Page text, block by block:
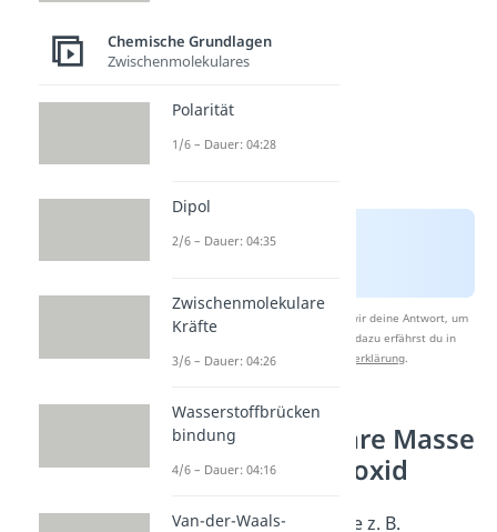
Nach Beantwortung speichern wir deine Antwort, um
Studyflix zu verbessern. Mehr dazu erfährst du in
unserer
Datenschutzerklärung
Beispiel: molare Masse
Kohlenstoffdioxid
BeiVerbindungen
wie z. B.
Chemische Grundlagen
Zwischenmolekulares
Polarität
1/6 – Dauer: 04:28
Dipol
2/6 – Dauer: 04:35
Zwischenmolekulare
Kräfte
3/6 – Dauer: 04:26
Wasserstoffbrücken
bindung
4/6 – Dauer: 04:16
Van-der-Waals-